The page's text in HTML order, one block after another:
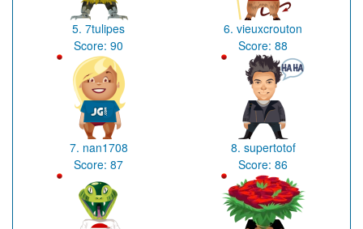
5. 7tulipes
Score:90
6. vieuxcrouton
Score:88
7. nan1708
Score:87
8. supertotof
Score:86